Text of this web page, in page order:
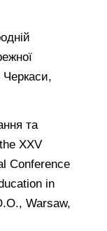
та
XXV
Conference
in
Warsaw,